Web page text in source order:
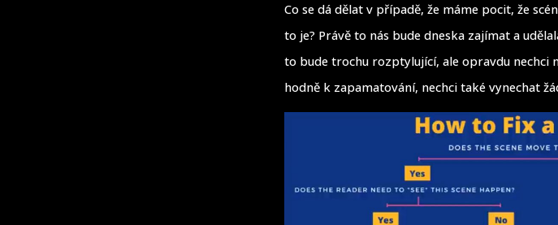
Co se dá dělat v případě, že máme pocit, že
to je? Právě to nás bude dneska zajímat a
to bude trochu rozptylující, ale opravdu nechci
hodně k zapamatování, nechci také vynechat